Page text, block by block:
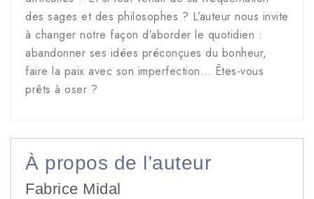
des sages et des philosophes ? L’auteur nous invite
à changer notre façon d’aborder le quotidien :
abandonner ses idées préconçues du bonheur,
faire la paix avec son imperfection… Êtes-vous
prêts à oser ?
À propos de l’auteur
Fabrice Midal